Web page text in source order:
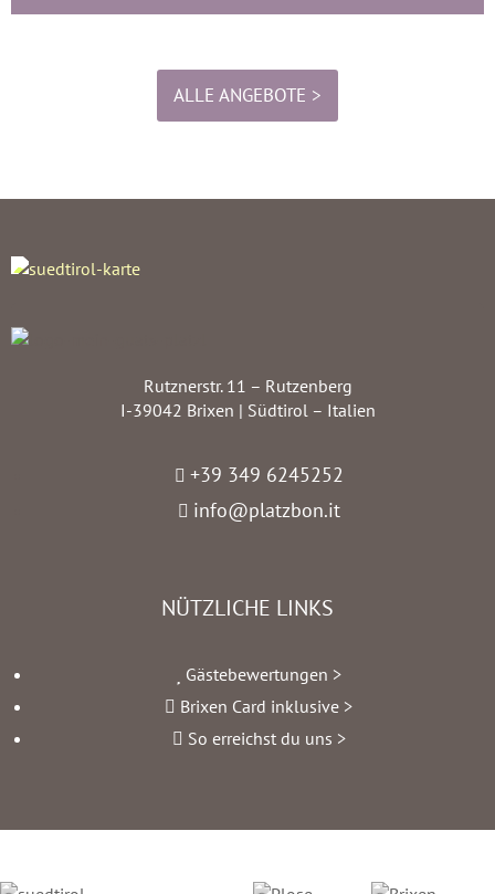
ALLE ANGEBOTE >
NÜTZLICHE LINKS
Gästebewertungen >
Brixen Card inklusive >
So erreichst du uns >
Rutznerstr. 11 – Rutzenberg
I-39042 Brixen | Südtirol – Italien
+39 349 6245252
info@platzbon.it